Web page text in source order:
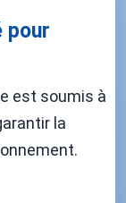
pour
est soumis à
la